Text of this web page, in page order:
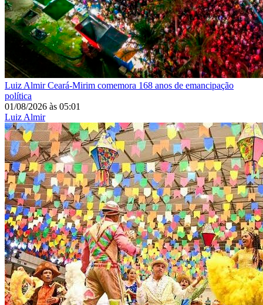
Luiz AlmirCeará-Mirim comemora 168 anos de emancipação
política
01/08/2026 às 05:01
Luiz Almir